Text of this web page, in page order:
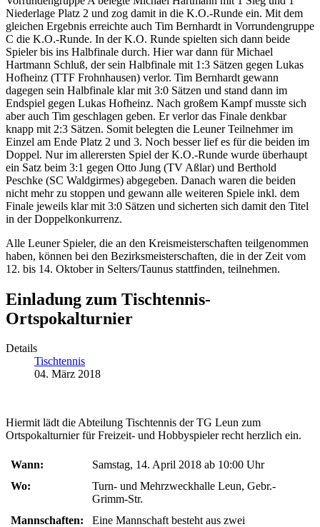
Niederlage Platz 2 und zog damit in die K.O.-Runde ein. Mit dem
gleichen Ergebnis erreichte auch Tim Bernhardt in Vorrundengruppe
C die K.O.-Runde. In der K.O. Runde spielten sich dann beide
Spieler bis ins Halbfinale durch. Hier war dann für Michael
Hartmann Schluß, der sein Halbfinale mit 1:3 Sätzen gegen Lukas
Hofheinz (TTF Frohnhausen) verlor. Tim Bernhardt gewann
dagegen sein Halbfinale klar mit 3:0 Sätzen und stand dann im
Endspiel gegen Lukas Hofheinz. Nach großem Kampf musste sich
aber auch Tim geschlagen geben. Er verlor das Finale denkbar
knapp mit 2:3 Sätzen. Somit belegten die Leuner Teilnehmer im
Einzel am Ende Platz 2 und 3. Noch besser lief es für die beiden im
Doppel. Nur im allerersten Spiel der K.O.-Runde wurde überhaupt
ein Satz beim 3:1 gegen Otto Jung (TV Aßlar) und Berthold
Peschke (SC Waldgirmes) abgegeben. Danach waren die beiden
nicht mehr zu stoppen und gewann alle weiteren Spiele inkl. dem
Finale jeweils klar mit 3:0 Sätzen und sicherten sich damit den Titel
in der Doppelkonkurrenz.
Alle Leuner Spieler, die an den Kreismeisterschaften teilgenommen
haben, können bei den Bezirksmeisterschaften, die in der Zeit vom
12. bis 14. Oktober in Selters/Taunus stattfinden, teilnehmen.
Einladung zum Tischtennis-
Ortspokalturnier
Details
Tischtennis
04. März 2018
Hiermit lädt die Abteilung Tischtennis der TG Leun zum
Ortspokalturnier für Freizeit- und Hobbyspieler recht herzlich ein.
Wann:
Samstag, 14. April 2018 ab 10:00 Uhr
Wo:
Turn- und Mehrzweckhalle Leun, Gebr.-
Grimm-Str.
Mannschaften:
Eine Mannschaft besteht aus zwei